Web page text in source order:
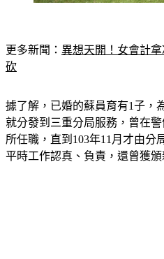
更多新聞： 異想天開！女會計
砍
據了解，已婚的蘇員育有1子，
就分發到三重分局服務，曾在
所任職，直到103年11月才由分
平時工作認真、負責，還曾獲